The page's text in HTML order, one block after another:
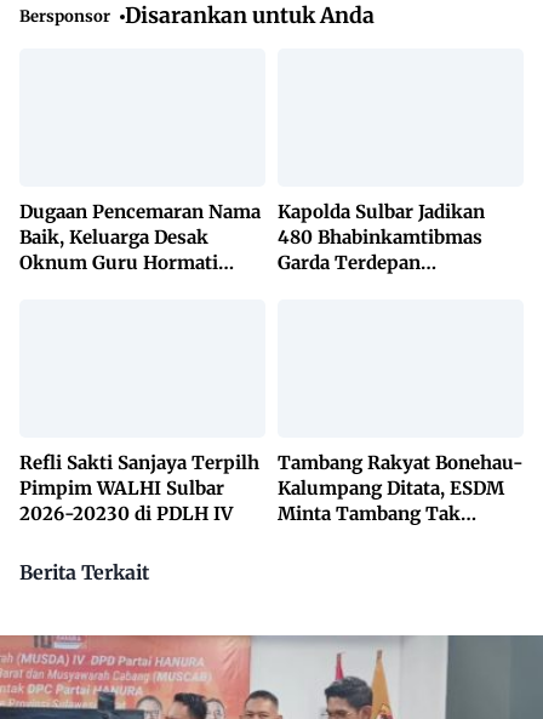
Bersponsor Disarankan untuk Anda
Dugaan Pencemaran Nama
Baik, Keluarga Desak
Oknum Guru Hormati
Kapolda Sulbar Jadikan
480 Bhabinkamtibmas
Garda Terdepan
Refli Sakti Sanjaya Terpilh
Pimpim WALHI Sulbar
2026-20230 di PDLH IV
Tambang Rakyat Bonehau-
Kalumpang Ditata, ESDM
Minta Tambang Tak
Berita Terkait